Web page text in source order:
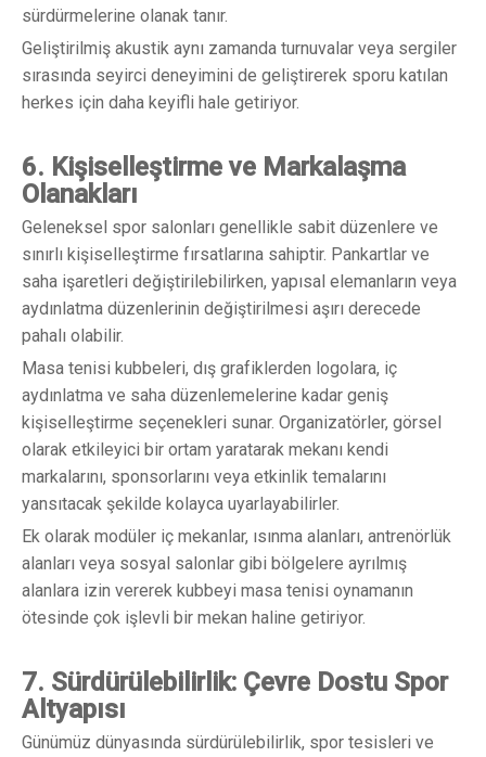
sürdürmelerine olanak tanır.
Geliştirilmiş akustik aynı zamanda turnuvalar veya sergiler
sırasında seyirci deneyimini de geliştirerek sporu katılan
herkes için daha keyifli hale getiriyor.
6. Kişiselleştirme ve Markalaşma
Olanakları
Geleneksel spor salonları genellikle sabit düzenlere ve
sınırlı kişiselleştirme fırsatlarına sahiptir. Pankartlar ve
saha işaretleri değiştirilebilirken, yapısal elemanların veya
aydınlatma düzenlerinin değiştirilmesi aşırı derecede
pahalı olabilir.
Masa tenisi kubbeleri, dış grafiklerden logolara, iç
aydınlatma ve saha düzenlemelerine kadar geniş
kişiselleştirme seçenekleri sunar. Organizatörler, görsel
olarak etkileyici bir ortam yaratarak mekanı kendi
markalarını, sponsorlarını veya etkinlik temalarını
yansıtacak şekilde kolayca uyarlayabilirler.
Ek olarak modüler iç mekanlar, ısınma alanları, antrenörlük
alanları veya sosyal salonlar gibi bölgelere ayrılmış
alanlara izin vererek kubbeyi masa tenisi oynamanın
ötesinde çok işlevli bir mekan haline getiriyor.
7. Sürdürülebilirlik: Çevre Dostu Spor
Altyapısı
Günümüz dünyasında sürdürülebilirlik, spor tesisleri ve